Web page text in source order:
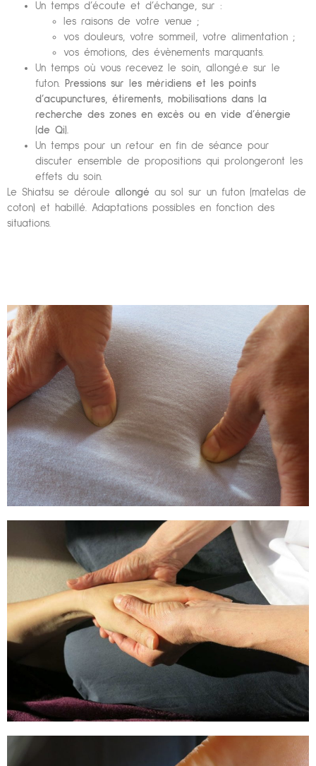
Un temps d’écoute et d’échange, sur :
les raisons de votre venue ;
vos douleurs, votre sommeil, votre alimentation ;
vos émotions, des évènements marquants.
Un temps où vous recevez le soin, allongé.e sur le
futon. Pressions sur les méridiens et les points
d’acupunctures, étirements, mobilisations dans la
recherche des zones en excès ou en vide d’énergie
(de Qi).
Un temps pour un retour en fin de séance pour
discuter ensemble de propositions qui prolongeront les
effets du soin.
Le Shiatsu se déroule allongé au sol sur un futon (matelas de
coton) et habillé. Adaptations possibles en fonction des
situations.